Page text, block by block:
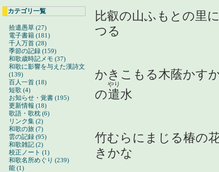
カテゴリ一覧
拾遺愚草 (27)
電子書籍 (181)
千人万首 (28)
季節の記録 (159)
和歌歳時記メモ (37)
和歌に影響を与えた漢詩文
(139)
百人一首 (18)
短歌 (4)
お知らせ・覚書 (195)
更新情報 (18)
歌語・歌枕 (6)
リンク集 (2)
和歌の旅 (7)
雲の記録 (95)
和歌雑記 (2)
校正ノート (1)
和歌名所めぐり (239)
能 (1)
比叡の山ふもとの里
つる
かきこもる木蔭かす
の遣
やり
水
竹むらにまじる椿の
きかな